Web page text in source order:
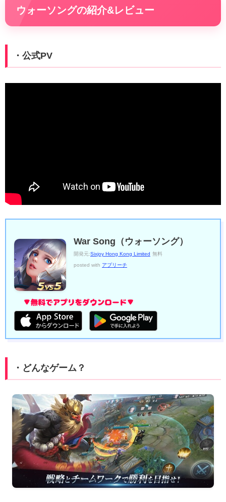
ウォーソングの紹介&レビュー
・公式PV
War Song（ウォーソング）
開発元:Sixjoy Hong Kong Limited 無料
posted with アプリーチ
・どんなゲーム？